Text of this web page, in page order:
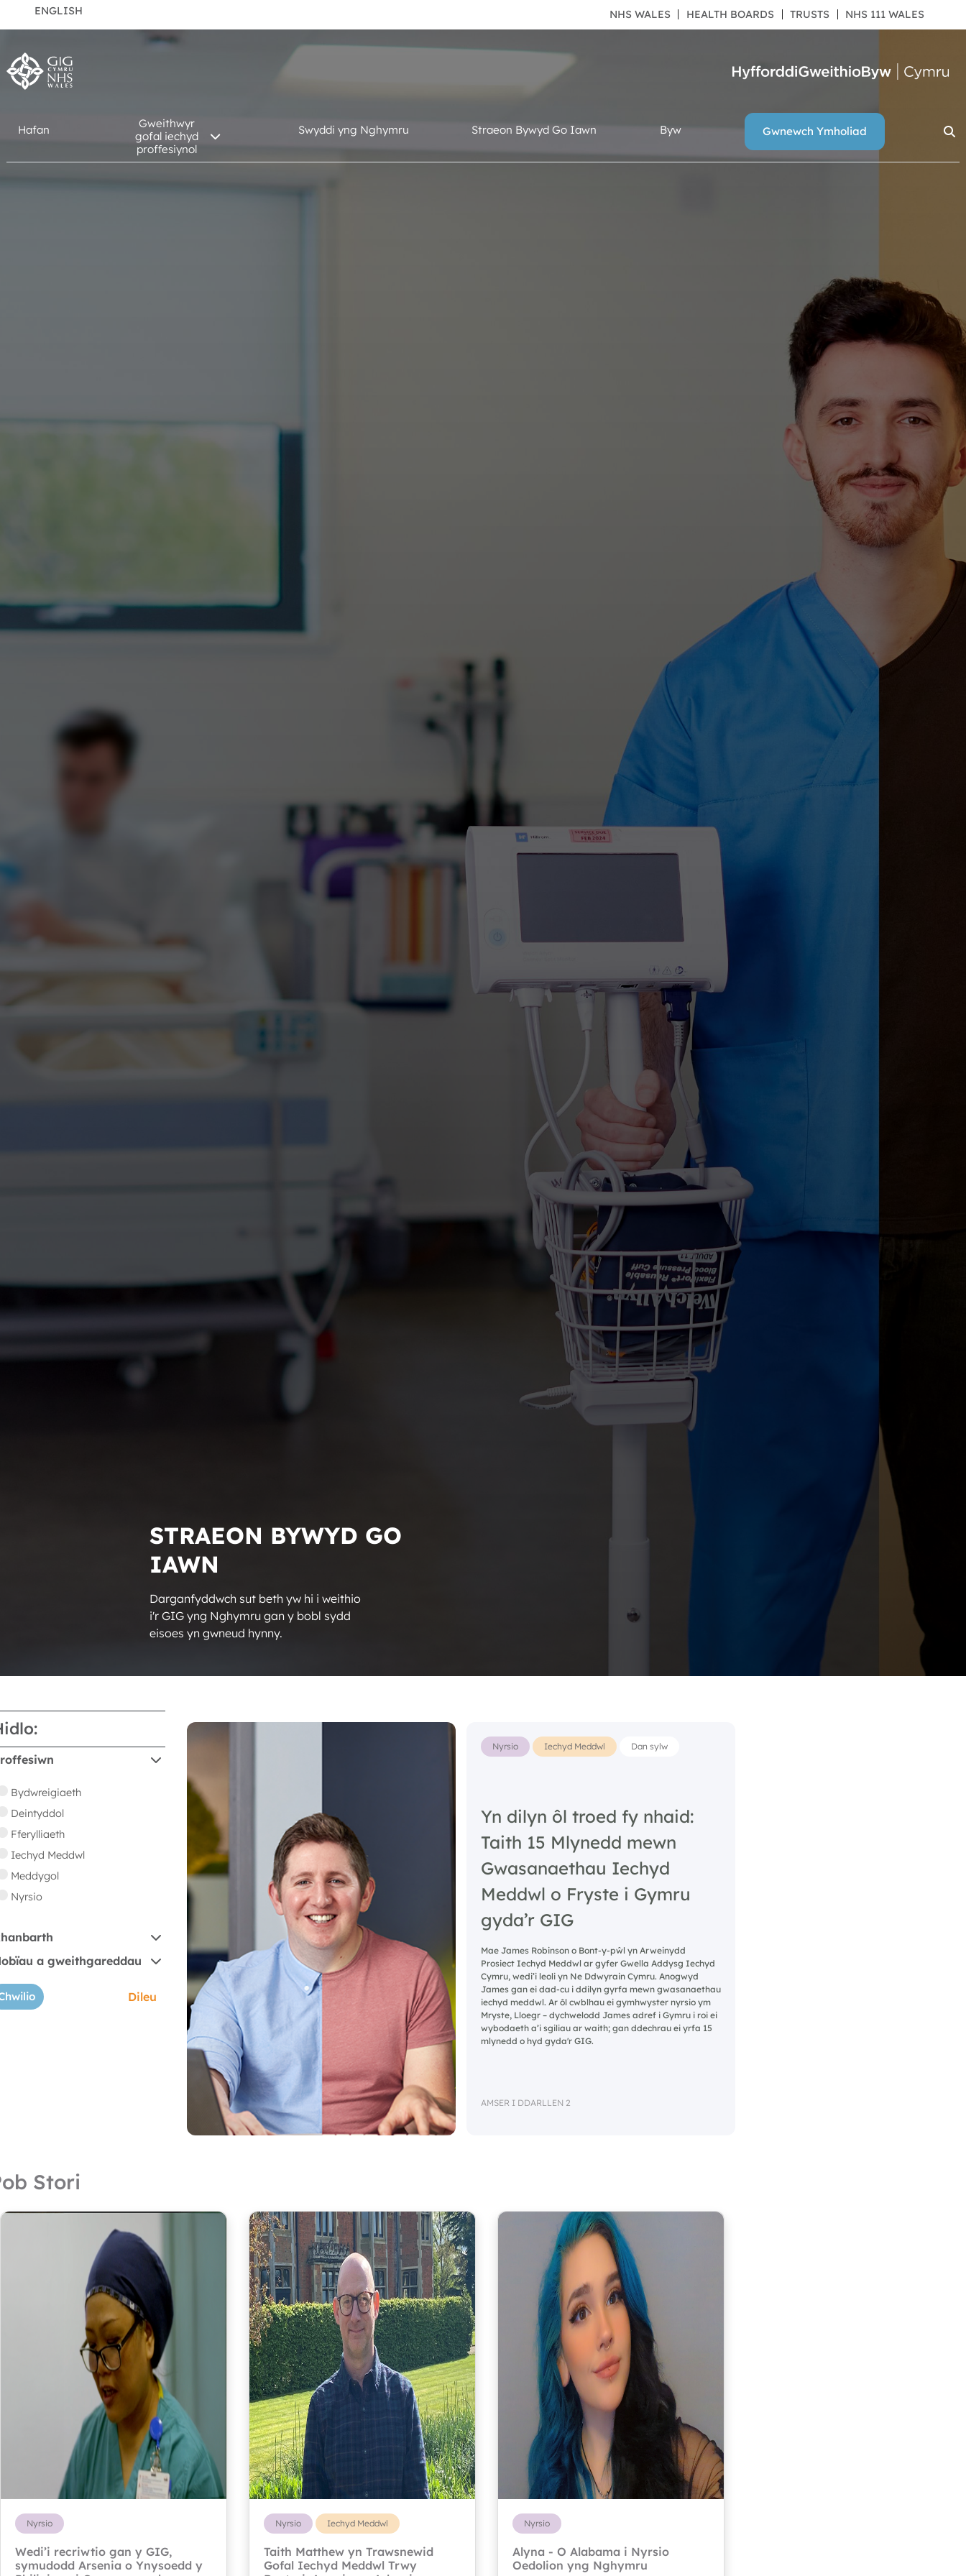
ENGLISH NHS WALES HEALTH BOARDS TRUSTS NHS 111 WALES
Hafan
Gweithwyr
gofal iechyd
proffesiynol
Swyddi yng Nghymru Straeon Bywyd Go Iawn Byw Gwnewch Ymholiad
STRAEON BYWYD GO
IAWN
Darganfyddwch sut beth yw hi i weithio
i'r GIG yng Nghymru gan y bobl sydd
eisoes yn gwneud hynny.
Bydwreigiaeth
Deintyddol
Fferylliaeth
Iechyd Meddwl
Meddygol
Nyrsio
a gweithgareddau
Nyrsio Iechyd Meddwl Dan sylw
Yn dilyn ôl troed fy nhaid:
Taith 15 Mlynedd mewn
Gwasanaethau Iechyd
Meddwl o Fryste i Gymru
gyda’r GIG
Mae James Robinson o Bont-y-pŵl yn Arweinydd
Prosiect Iechyd Meddwl ar gyfer Gwella Addysg Iechyd
Cymru, wedi’i leoli yn Ne Ddwyrain Cymru. Anogwyd
James gan ei dad-cu i ddilyn gyrfa mewn gwasanaethau
iechyd meddwl. Ar ôl cwblhau ei gymhwyster nyrsio ym
Mryste, Lloegr – dychwelodd James adref i Gymru i roi ei
wybodaeth a’i sgiliau ar waith; gan ddechrau ei yrfa 15
mlynedd o hyd gyda'r GIG.
AMSER I DDARLLEN 2
Stori
Nyrsio
Wedi’i recriwtio gan y GIG,
symudodd Arsenia o Ynysoedd y
Nyrsio Iechyd Meddwl
Taith Matthew yn Trawsnewid
Gofal Iechyd Meddwl Trwy
Nyrsio
Alyna - O Alabama i Nyrsio
Oedolion yng Nghymru